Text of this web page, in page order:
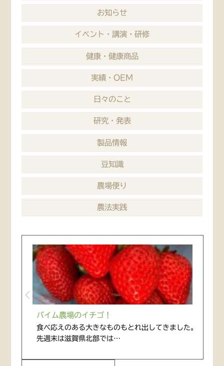
お知らせ
イベント・講演・研修
健康・健康商品
実績・OEM
日々のこと
研究・発表
製品情報
豆知識
農場便り
農法実践
バイム農場のイチゴ！
食べ応えのある大きなものもとれ出してきました。
先週末は滋賀県北部では…